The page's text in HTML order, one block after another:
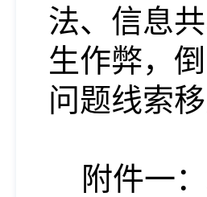
法、信息
生作弊，
问题线索
附件一